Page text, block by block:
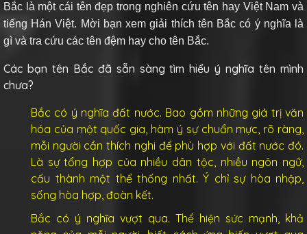
Bắc là một cái tên đẹp trong nghiên cứu tên hay Việt Nam và
tiếng Hán Việt. Mời bạn xem giải thích tên Bắc có ý nghĩa là
gì và tra cứu các tên đệm hay cho tên Bắc.
Các bạn tên Bắc đã sẵn sàng tìm hiểu ý nghĩa tên mình
chưa?
Bắc có ý nghĩa đất nước. Bao gồm những giá trị văn
hóa của một quốc gia, hàm ý sự chuẩn mực, rõ ràng,
mỗi người cần thích nghi để phù hợp với đất nước đó.
Là sự tổng hợp của nhiều dân tộc, nhiều ngôn ngữ,
cấu thành một thể thống nhất. Ý chỉ sự hòa nhập,
sống hòa hợp, đoàn kết.
Bắc có ý nghĩa vượt qua. Thể hiện sức mạnh, khả